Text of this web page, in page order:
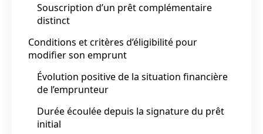
Souscription d’un prêt complémentaire
distinct
Conditions et critères d’éligibilité pour
modifier son emprunt
Évolution positive de la situation financière
de l’emprunteur
Durée écoulée depuis la signature du prêt
initial